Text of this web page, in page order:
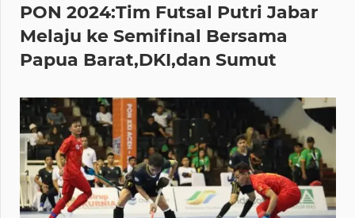
PON 2024:Tim Futsal Putri Jabar
Melaju ke Semifinal Bersama
Papua Barat,DKI,dan Sumut